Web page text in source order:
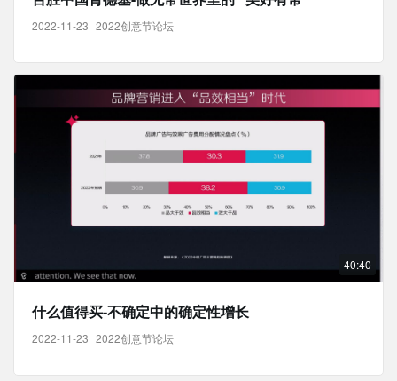
2022-11-23 2022创意节论坛
40:40
什么值得买-不确定中的确定性增长
2022-11-23 2022创意节论坛